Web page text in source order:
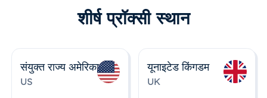
शीर्ष प्रॉक्सी स्थान
संयुक्त राज्य अमेरिका
US
यूनाइटेड किंगडम
UK